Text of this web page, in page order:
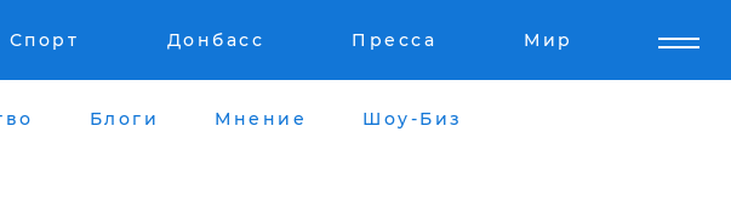
Спорт Донбасс Пресса Мир
Блоги Мнение Шоу-Биз